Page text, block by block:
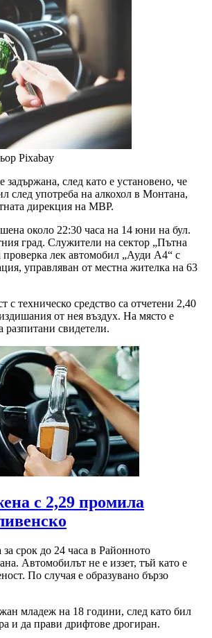
Pixabay
след като е установено, че
след употреба на алкохол в Монтана,
дирекция на МВР.
около 22:30 часа на 14 юни на бул.
град. Служители на сектор „Пътна
проверка лек автомобил „Ауди А4“ с
управляван от местна жителка на 63
с техническо средство са отчетени 2,40
от нея въздух. На място е
разпитани свидетели.
с 2,29 промила
срок до 24 часа в Районното
Автомобилът не е иззет, тъй като е
По случая е образувано бързо
младеж на 18 години, след като бил
и да прави дрифтове дрогиран.